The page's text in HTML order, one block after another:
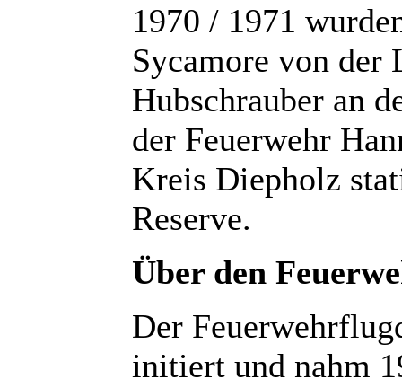
1970 / 1971
Sycamore von der
Hubschrauber an
der Feuerwehr
Kreis Diepholz
Reserve.
Über den
Der
initiert und nahm